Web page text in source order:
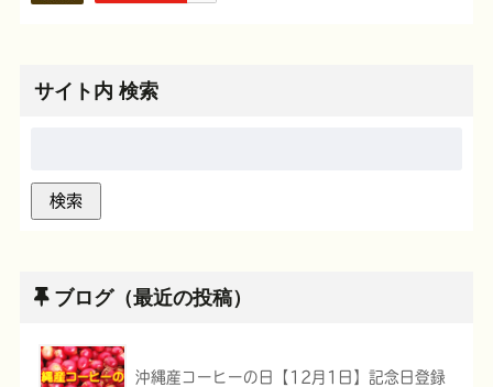
サイト内 検索
ブログ（最近の投稿）
沖縄産コーヒーの日【12月1日】記念日登録